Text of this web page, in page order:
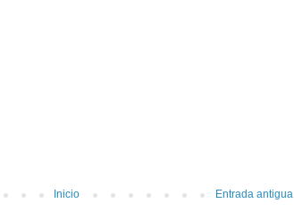
Entrada antigua
Inicio